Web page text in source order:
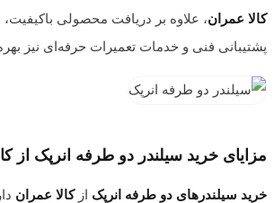
کالا عمران، علاوه بر دریافت محصولی باکیفیت،
پشتیبانی فنی و خدمات تعمیرات حرفه‌ای نیز
مزایای خرید سیلندر دو طرفه انرپک از
خرید سیلندرهای دو طرفه انرپک ازکالا عمران